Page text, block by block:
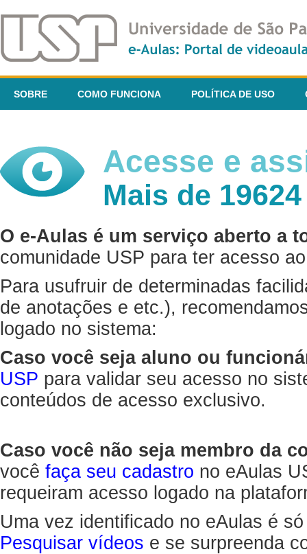
SOBRE COMO FUNCIONA POLÍTICA DE USO
Acesse e
Mais de
O e-Aulas é um serviço aberto a
comunidade USP para ter acesso
Para usufruir de determinadas
de anotações e etc.),
logado no sistema:
Caso você seja aluno ou
USP para validar seu acesso no
conteúdos de acesso exclusivo.
Caso você não seja membro da
você faça seu cadastro no eAulas
requeiram acesso logado na
Uma vez identificado no eAulas é
Pesquisar vídeos e se surpreenda